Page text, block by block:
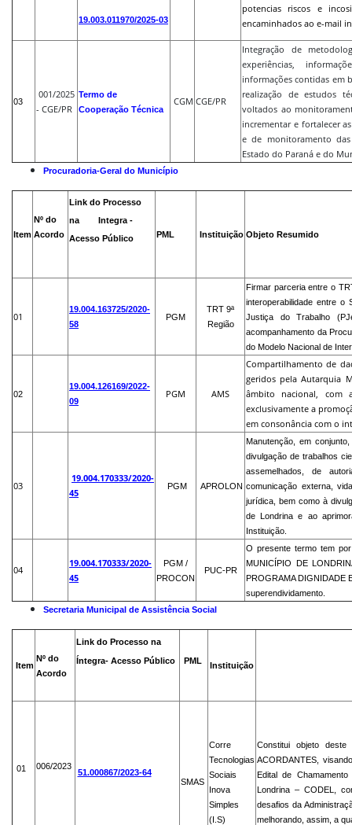
19.003.011970/2025-03
potencias riscos e
encaminhados ao e-mail
03
001/2025
- CGE/PR
Termo de
Cooperação Técnica
CGM CGE/PR
Integração de
experiências,
informações contidas em
realização de estudos
voltados ao
incrementar e fortalecer
e de monitoramento
Estado do Paraná e do
Procuradoria-Geral do Município
Item
Nº do
Acordo
Link do Processo
na Integra -
Acesso Público
PML Instituição Objeto Resumido
01
19.004.163725/2020-
58
PGM
TRT 9ª
Região
Firmar parceria entre o
interoperabilidade entre o
Justiça do Trabalho
acompanhamento da
do Modelo Nacional de
02
19.004.126169/2022-
09
PGM AMS
Compartilhamento de
geridos pela Autarquia
âmbito nacional, com
exclusivamente a
em consonância com o
03
19.004.170333/2020-
45
PGM APROLON
Manutenção, em
divulgação de trabalhos
assemelhados, de
comunicação externa,
jurídica, bem como à
de Londrina e ao
Instituição.
04
19.004.170333/2020-
45
PGM /
PROCON
PUC-PR
O presente termo tem
MUNICÍPIO DE
PROGRAMA DIGNIDADE
superendividamento.
Secretaria Municipal de Assistência Social
Item
Nº do
Acordo
Link do Processo na
Íntegra- Acesso Público PML Instituição
01 006/2023
51.000867/2023-64
SMAS
Corre
Tecnologias
Sociais
Inova
Simples
(I.S)
Constitui objeto
ACORDANTES,
Edital de
Londrina – CODEL,
desafios da
melhorando, assim, a